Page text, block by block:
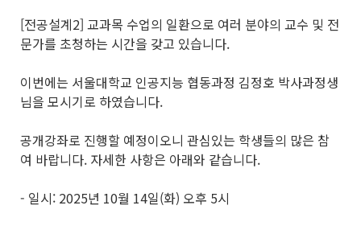
[전공설계2] 교과목 수업의 일환으로 여러 분야의 교수 및 전
문가를 초청하는 시간을 갖고 있습니다.
이번에는 서울대학교 인공지능 협동과정 김정호 박사과정생
님을 모시기로 하였습니다.
공개강좌로 진행할 예정이오니 관심있는 학생들의 많은 참
여 바랍니다. 자세한 사항은 아래와 같습니다.
- 일시: 2025년 10월 14일(화) 오후 5시